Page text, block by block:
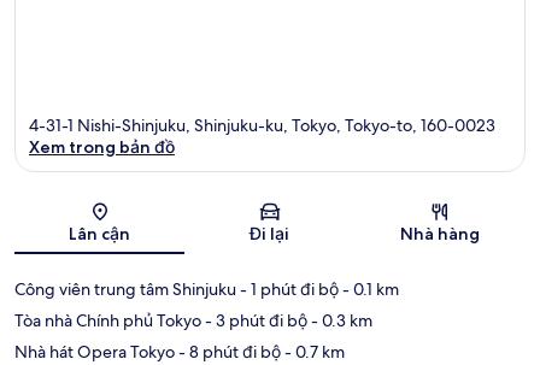
Bản đồ
4-31-1 Nishi-Shinjuku, Shinjuku-ku, Tokyo, Tokyo-to, 160-0023
Xem trong bản đồ
Lân cận Đi lại Nhà hàng
Công viên trung tâm Shinjuku- 1 phút đi bộ- 0.1 km
Tòa nhà Chính phủ Tokyo- 3 phút đi bộ- 0.3 km
Nhà hát Opera Tokyo- 8 phút đi bộ- 0.7 km